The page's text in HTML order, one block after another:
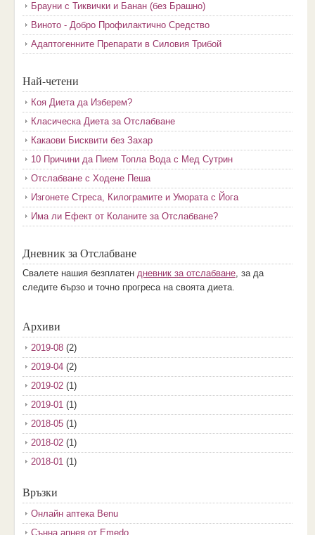
Брауни с Тиквички и Банан (без Брашно)
Виното - Добро Профилактично Средство
Адаптогенните Препарати в Силовия Трибой
Най-четени
Коя Диета да Изберем?
Класическа Диета за Отслабване
Какаови Бисквити без Захар
10 Причини да Пием Топла Вода с Мед Сутрин
Отслабване с Ходене Пеша
Изгонете Стреса, Килограмите и Умората с Йога
Има ли Ефект от Коланите за Отслабване?
Дневник за Отслабване
Свалете нашия безплатен дневник за отслабване, за да
следите бързо и точно прогреса на своята диета.
Архиви
2019-08(2)
2019-04(2)
2019-02(1)
2019-01(1)
2018-05(1)
2018-02(1)
2018-01(1)
2017-11
2017-10(3)
Връзки
Онлайн аптека Benu
Сънна апнея от Emedo